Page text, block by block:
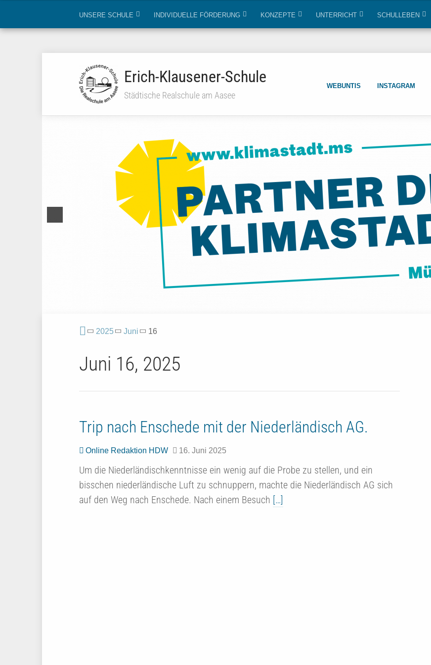
UNSERE SCHULE INDIVIDUELLE FÖRDERUNG KONZEPTE UNTERRICHT SCHULLEBEN
Erich-Klausener-Schule
Städtische Realschule am Aasee
WEBUNTIS INSTAGRAM
2025 Juni 16
Juni 16, 2025
Trip nach Enschede mit der Niederländisch AG.
Online Redaktion HDW 16. Juni 2025
Um die Niederländischkenntnisse ein wenig auf die Probe zu stellen, und ein
bisschen niederländische Luft zu schnuppern, machte die Niederländisch AG sich
auf den Weg nach Enschede. Nach einem Besuch […]